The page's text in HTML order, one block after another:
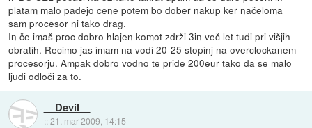
platam malo padejo cene potem bo dober nakup ker načeloma
sam procesor ni tako drag.
In če imaš proc dobro hlajen komot zdrži 3in več let tudi pri višjih
obratih. Recimo jas imam na vodi 20-25 stopinj na overclockanem
procesorju. Ampak dobro vodno te pride 200eur tako da se malo
ljudi odloči za to.
__Devil__
::21. mar 2009, 14:15